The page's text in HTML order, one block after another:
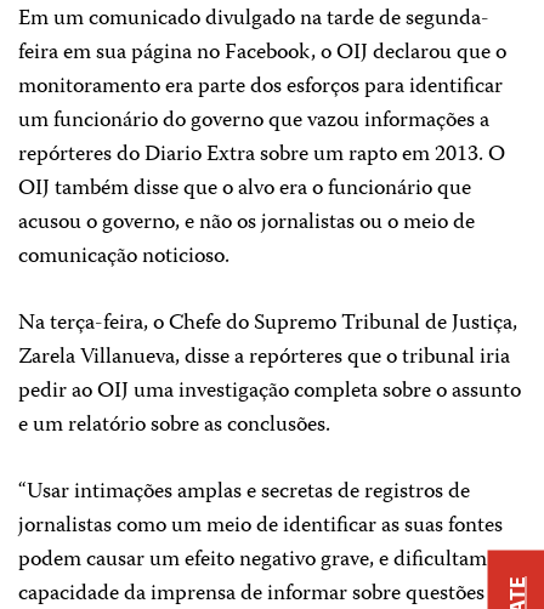
Em um comunicado divulgado na tarde de segunda-
feira em sua página no Facebook, o OIJ declarou que o
monitoramento era parte dos esforços para identificar
um funcionário do governo que vazou informações a
repórteres do Diario Extra sobre um rapto em 2013. O
OIJ também disse que o alvo era o funcionário que
acusou o governo, e não os jornalistas ou o meio de
comunicação noticioso.
Na terça-feira, o Chefe do Supremo Tribunal de Justiça,
Zarela Villanueva, disse a repórteres que o tribunal iria
pedir ao OIJ uma investigação completa sobre o assunto
e um relatório sobre as conclusões.
“Usar intimações amplas e secretas de registros de
jornalistas como um meio de identificar as suas fontes
podem causar um efeito negativo grave, e dificultam a
capacidade da imprensa de informar sobre questões